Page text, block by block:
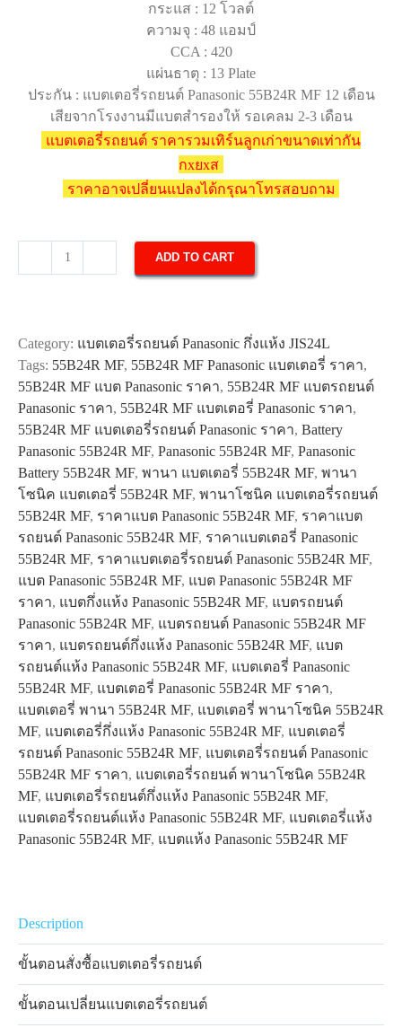
กระแส : 12 โวลต์
ความจุ : 48 แอมป์
CCA : 420
แผ่นธาตุ : 13 Plate
ประกัน : แบตเตอรี่รถยนต์ Panasonic 55B24R MF 12 เดือน
เสียจากโรงงานมีแบตสำรองให้ รอเคลม 2-3 เดือน
แบตเตอรี่รถยนต์ ราคารวมเทิร์นลูกเก่าขนาดเท่ากัน
กxยxส
ราคาอาจเปลี่ยนแปลงได้กรุณาโทรสอบถาม
MF
quantity
ADD TO CART
Category: แบตเตอรี่รถยนต์ Panasonic กึ่งแห้ง JIS24L
Tags: 55B24R MF, 55B24R MF Panasonic แบตเตอรี่ ราคา,
55B24R MF แบต Panasonic ราคา, 55B24R MF แบตรถยนต์
Panasonic ราคา, 55B24R MF แบตเตอรี่ Panasonic ราคา,
55B24R MF แบตเตอรี่รถยนต์ Panasonic ราคา, Battery
Panasonic 55B24R MF, Panasonic 55B24R MF, Panasonic
Battery 55B24R MF, พานา แบตเตอรี่ 55B24R MF, พานา
โซนิค แบตเตอรี่ 55B24R MF, พานาโซนิค แบตเตอรี่รถยนต์
55B24R MF, ราคาแบต Panasonic 55B24R MF, ราคาแบต
รถยนต์ Panasonic 55B24R MF, ราคาแบตเตอรี่ Panasonic
55B24R MF, ราคาแบตเตอรี่รถยนต์ Panasonic 55B24R MF,
แบต Panasonic 55B24R MF, แบต Panasonic 55B24R MF
ราคา, แบตกึ่งแห้ง Panasonic 55B24R MF, แบตรถยนต์
Panasonic 55B24R MF, แบตรถยนต์ Panasonic 55B24R MF
ราคา, แบตรถยนต์กึ่งแห้ง Panasonic 55B24R MF, แบต
รถยนต์แห้ง Panasonic 55B24R MF, แบตเตอรี่ Panasonic
55B24R MF, แบตเตอรี่ Panasonic 55B24R MF ราคา,
แบตเตอรี่ พานา 55B24R MF, แบตเตอรี่ พานาโซนิค 55B24R
MF, แบตเตอรี่กึ่งแห้ง Panasonic 55B24R MF, แบตเตอรี่
รถยนต์ Panasonic 55B24R MF, แบตเตอรี่รถยนต์ Panasonic
55B24R MF ราคา, แบตเตอรี่รถยนต์ พานาโซนิค 55B24R
MF, แบตเตอรี่รถยนต์กึ่งแห้ง Panasonic 55B24R MF,
แบตเตอรี่รถยนต์แห้ง Panasonic 55B24R MF, แบตเตอรี่แห้ง
Panasonic 55B24R MF, แบตแห้ง Panasonic 55B24R MF
Description
ขั้นตอนสั่งซื้อแบตเตอรี่รถยนต์
ขั้นตอนเปลี่ยนแบตเตอรี่รถยนต์